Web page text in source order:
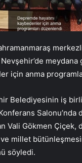
için anma
Belediyesinin iş
Salonu’nda
Vali Gökmen Çiçek,
millet
söyledi.